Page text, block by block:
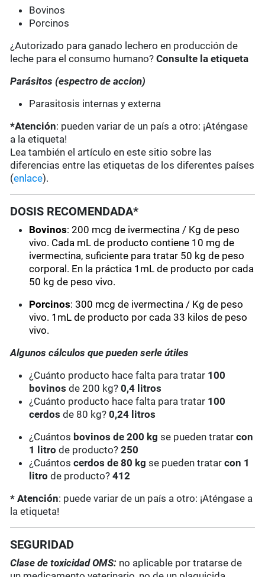
Bovinos
Porcinos
¿Autorizado para ganado lechero en producción de
leche para el consumo humano?Consulte la etiqueta
Parásitos (espectro de accion)
Parasitosis internas y externa
*Atención: pueden variar de un país a otro: ¡Aténgase
a la etiqueta!
Lea también el artículo en este sitio sobre las
diferencias entre las etiquetas de los diferentes países
(enlace).
DOSIS RECOMENDADA*
Bovinos: 200 mcg de ivermectina / Kg de peso
vivo. Cada mL de producto contiene 10 mg de
ivermectina, suficiente para tratar 50 kg de peso
corporal. En la práctica 1mL de producto por cada
50 kg de peso vivo.
Porcinos: 300 mcg de ivermectina / Kg de peso
vivo. 1mL de producto por cada 33 kilos de peso
vivo.
Algunos cálculos que pueden serle útiles
¿Cuánto producto hace falta para tratar 100
bovinosde 200 kg?0,4 litros
¿Cuánto producto hace falta para tratar 100
cerdosde 80 kg?0,24 litros
¿Cuántos bovinos de 200 kg se pueden tratarcon
1 litro de producto?250
¿Cuántoscerdos de 80 kg se pueden tratarcon 1
litro de producto?412
* Atención: puede variar de un país a otro: ¡Aténgase a
la etiqueta!
SEGURIDAD
Clase de toxicidad OMS: no aplicable por tratarse de